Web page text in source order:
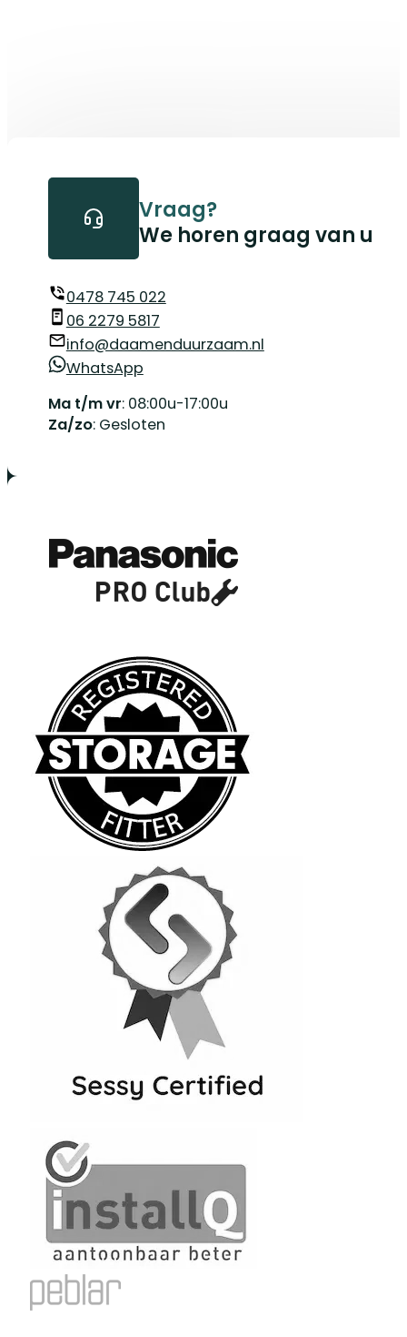
Vraag?
We horen graag van u
0478 745 022
06 2279 5817
info@daamenduurzaam.nl
WhatsApp
Ma t/m vr: 08:00u-17:00u
Za/zo: Gesloten